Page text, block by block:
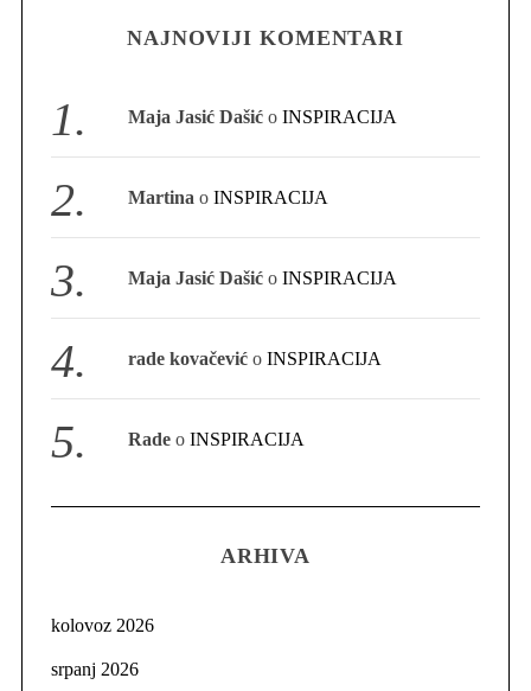
NAJNOVIJI KOMENTARI
Maja Jasić Dašić oINSPIRACIJA
Martina oINSPIRACIJA
Maja Jasić Dašić oINSPIRACIJA
rade kovačević oINSPIRACIJA
Rade oINSPIRACIJA
ARHIVA
kolovoz 2026
srpanj 2026
c
o